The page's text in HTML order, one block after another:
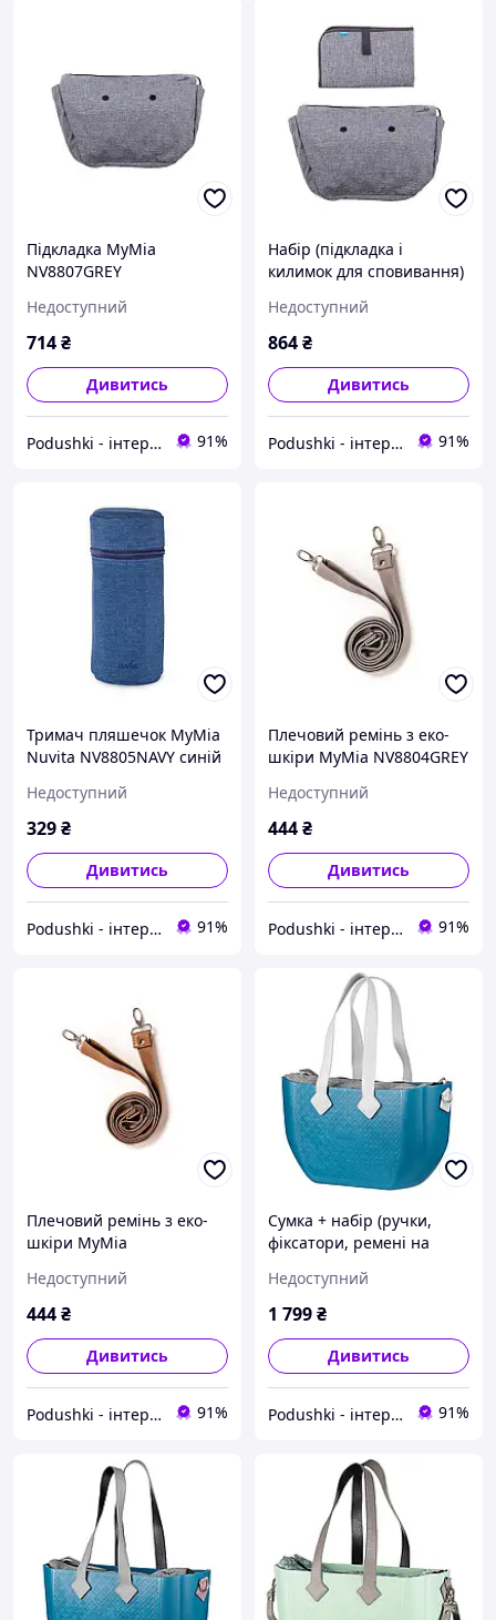
Підкладка MyMia
NV8807GREY
Недоступний
714₴
Дивитись
Podushki - інтернет-магазин Подушки 91%
Набір (підкладка і
килимок для сповивання)
Недоступний
864₴
Дивитись
Podushki - інтернет-магазин Подушки 91%
Тримач пляшечок MyMia
Nuvita NV8805NAVY синій
Недоступний
329₴
Дивитись
Podushki - інтернет-магазин Подушки 91%
Плечовий ремінь з еко-
шкіри MyMia NV8804GREY
Недоступний
444₴
Дивитись
Podushki - інтернет-магазин Подушки 91%
Плечовий ремінь з еко-
шкіри MyMia
Недоступний
444₴
Дивитись
Podushki - інтернет-магазин Подушки 91%
Сумка + набір (ручки,
фіксатори, ремені на
NV8801P/02G/03G
Недоступний
1 799₴
Дивитись
Podushki - інтернет-магазин Подушки 91%